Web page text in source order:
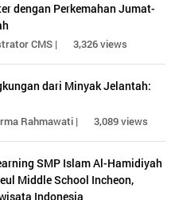
dengan Perkemahan Jumat-
CMS | 3,326 views
dari Minyak Jelantah:
Rahmawati | 3,089 views
SMP Islam Al-Hamidiyah
Middle School Incheon,
Indonesia